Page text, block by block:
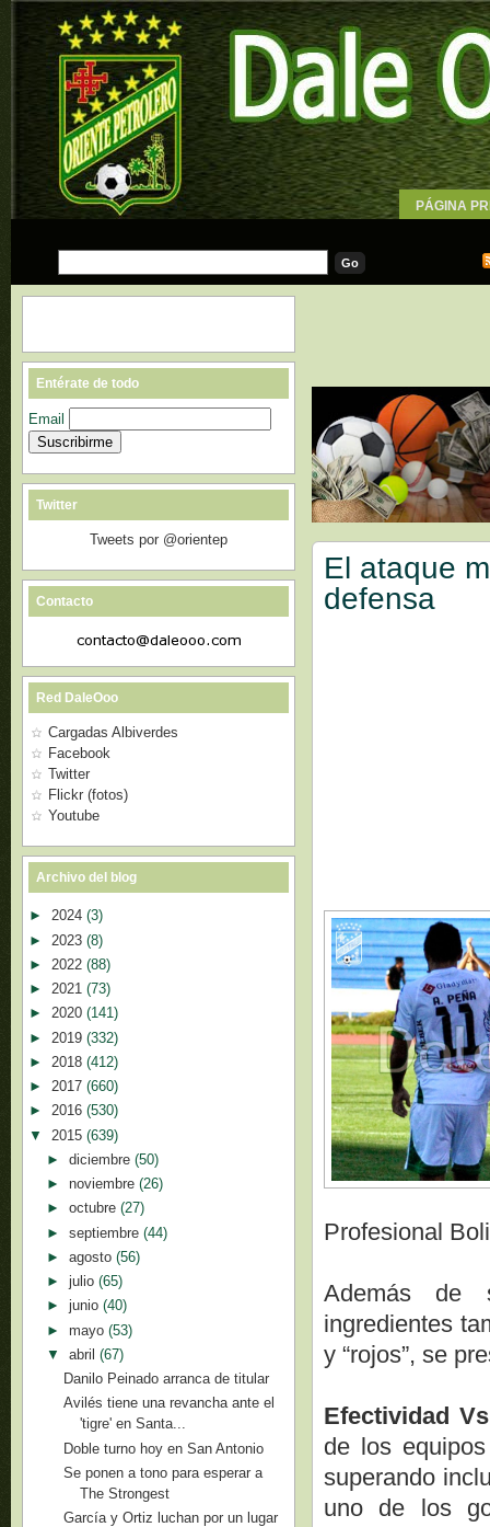
PÁGINA
El ataque
defensa
Profesional
Además de
ingredientes
y “rojos”, se
Efectividad
de los
superando
uno de los
Entérate de todo
Email
Twitter
Tweets por @orientep
Contacto
Red DaleOoo
Cargadas Albiverdes
Facebook
Twitter
Flickr (fotos)
Youtube
Archivo del blog
► 2024 (3)
► 2023 (8)
► 2022 (88)
► 2021 (73)
► 2020 (141)
► 2019 (332)
► 2018 (412)
► 2017 (660)
► 2016 (530)
▼ 2015 (639)
► diciembre (50)
► noviembre (26)
► octubre (27)
► septiembre (44)
► agosto (56)
► julio (65)
► junio (40)
► mayo (53)
▼ abril (67)
Danilo Peinado arranca de titular
Avilés tiene una revancha ante el
'tigre' en Santa...
Doble turno hoy en San Antonio
Se ponen a tono para esperar a
The Strongest
García y Ortiz luchan por un lugar